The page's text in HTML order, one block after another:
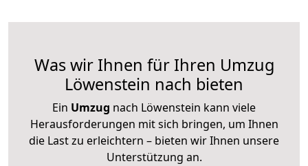
Was wir Ihnen für Ihren Umzug
Löwenstein nach bieten
Ein Umzug nach Löwenstein kann viele
Herausforderungen mit sich bringen, um Ihnen
die Last zu erleichtern – bieten wir Ihnen unsere
Unterstützung an.